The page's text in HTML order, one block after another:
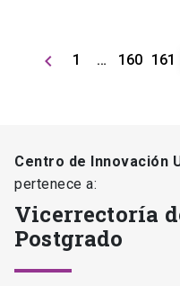
keyboard_arrow_left 1 … 160 161
Centro de Innovación
pertenece a:
Vicerrectoría
Postgrado